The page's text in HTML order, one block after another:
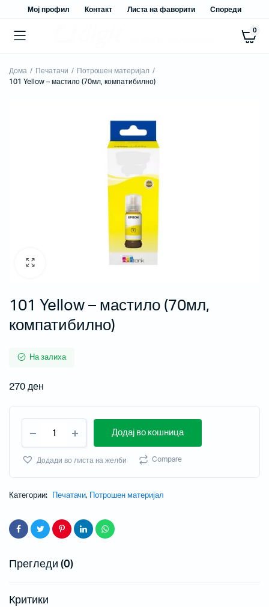
Мој профил Контакт Листа на фаворити Спореди
0
Дома Печатачи
Потрошен материјал
101 Yellow – мастило (70мл, компатибилно)
101 Yellow – мастило (70мл,
компатибилно)
На залиха
270ден
Додај во кошница
Додади во листа на желби Compare
Категории: Печатачи, Потрошен материјал
Прегледи (0)
Критики